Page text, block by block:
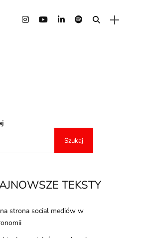
Szukaj
TEKSTY
strona social mediów w